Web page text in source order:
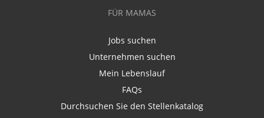
FÜR MAMAS
Jobs suchen
Unternehmen suchen
Mein Lebenslauf
FAQs
Durchsuchen Sie den Stellenkatalog